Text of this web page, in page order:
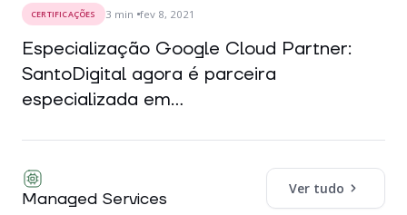
CERTIFICAÇÕES 3 min fev 8, 2021
Especialização Google Cloud Partner:
SantoDigital agora é parceira
especializada em...
Managed Services
Ver tudo